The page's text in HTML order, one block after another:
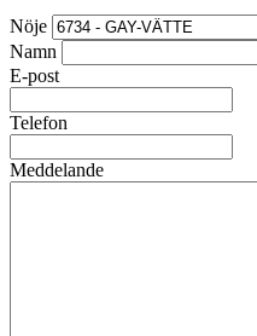
Nöje
Namn
E-post
Telefon
Meddelande